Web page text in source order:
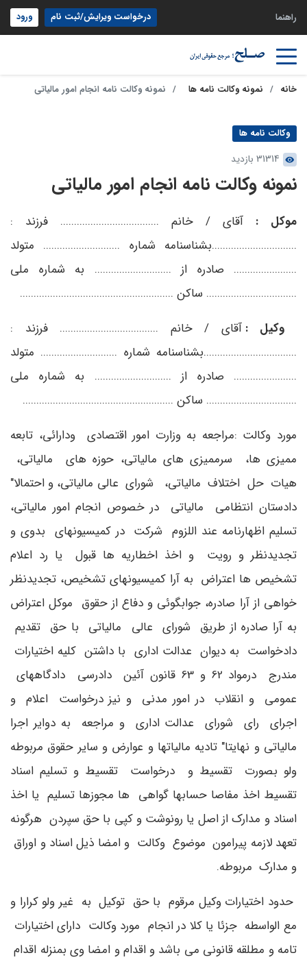
راهنما درخواست ویرایش/ثبت نام ورود
خانه نمونه وکالت نامه ها نمونه وکالت نامه انجام امور مالیاتی
وکالت نامه ها
31314 بازدید
نمونه وکالت نامه انجام امور مالیاتی
موکل : آقای / خانم .................................... فرزند :
...............................بشناسنامه شماره ............................ متولد
....................... صادره از ............................ به شماره ملی
................................. ساکن ........................................................
وکیل : آقای / خانم .................................... فرزند :
..................................بشناسنامه شماره ............................ متولد
....................... صادره از ............................ به شماره ملی
................................. ساکن .......................................................
مورد وکالت :مراجعه به وزارت امور اقتصادی ودارائی، تابعه
ممیزی ها، سرممیزی های مالیاتی، حوزه های مالیاتی،
هیات حل اختلاف مالیاتی، شورای عالی مالیاتی، و احتمالا"
دادستان انتظامی مالیاتی در خصوص انجام امور مالیاتی،
تسلیم اظهارنامه عند اللزوم شرکت در کمیسیونهای بدوی و
تجدیدنظر و رویت و اخذ اخطاریه ها قبول یا رد اعلام
تشخیص ها اعتراض به آرا کمیسیونهای تشخیص، تجدیدنظر
خواهی از آرا صادره، جوابگوئی و دفاع از حقوق موکل اعتراض
به آرا صادره از طریق شورای عالی مالیاتی با حق تقدیم
دادخواست به دیوان عدالت اداری با داشتن کلیه اختیارات
مندرج درمواد 62 و 63 قانون آئین دادرسی دادگاههای
عمومی و انقلاب در امور مدنی و نیز درخواست اعلام و
اجرای رای شورای عدالت اداری و مراجعه به دوایر اجرا
مالیاتی و نهایتا" تادیه مالیاتها و عوارض و سایر حقوق مربوطه
ولو بصورت تقسیط و درخواست تقسیط و تسلیم اسناد
تقسیط اخذ مفاصا حسابها گواهی ها مجوزها تسلیم یا اخذ
اسناد و مدارک از اصل یا رونوشت و کپی با حق سپردن هرگونه
تعهد لازمه پیرامون موضوع وکالت و امضا ذیل اسناد و اوراق
و مدارک مربوطه.
حدود اختیارات وکیل مرقوم با حق توکیل به غیر ولو کرارا و
مع الواسطه جزئا یا کلا در انجام مورد وکالت دارای اختیارات
تامه و مطلقه قانونی می باشد و اقدام و امضا وی بمنزله اقدام